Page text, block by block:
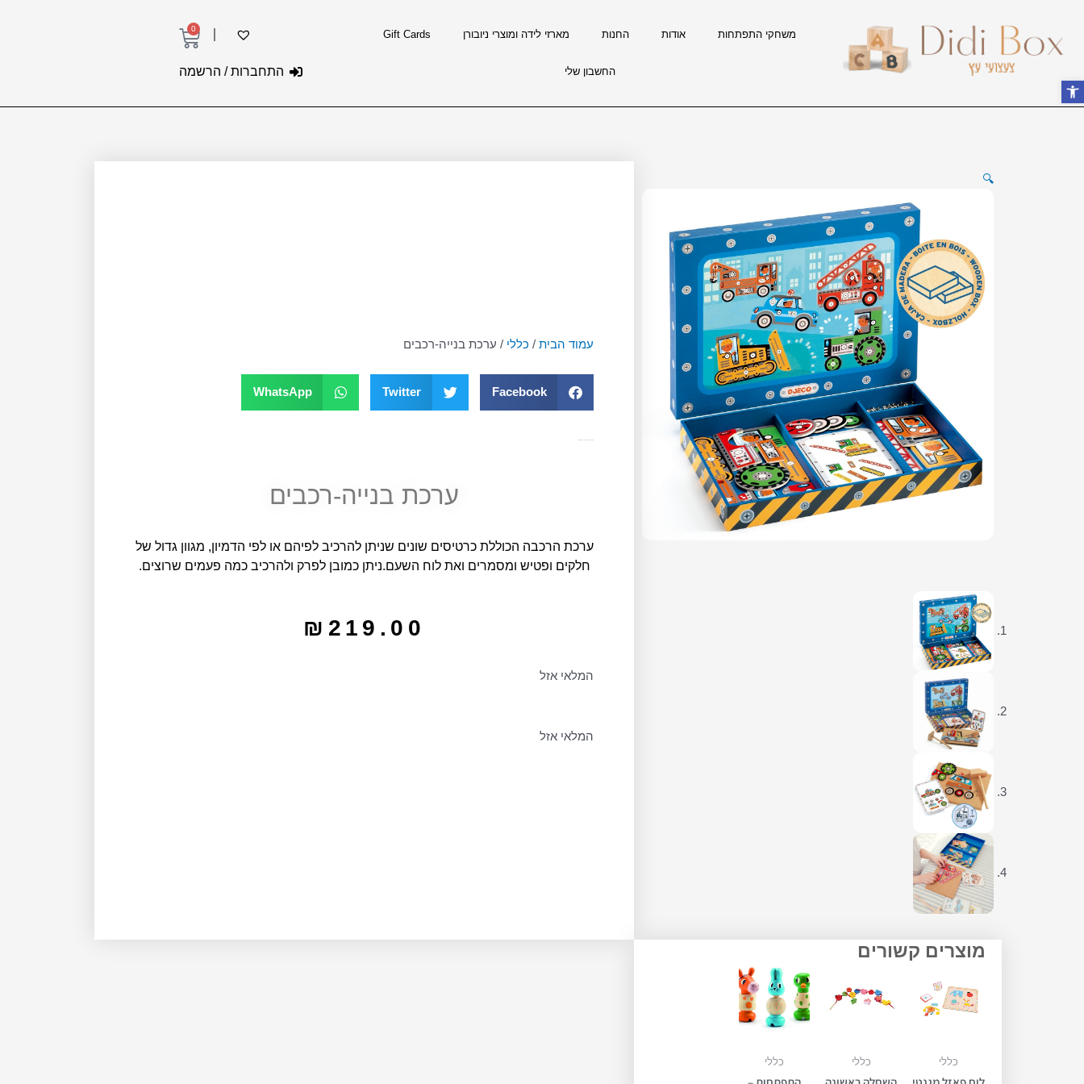
משחקי התפתחות אודות החנות מארזי לידה ומוצרי ניובורן Gift Cards
החשבון שלי התחברות / הרשמה
0
עגלת
🔍
עמוד הבית / כללי / ערכת בנייה-רכבים
Facebook
Twitter
WhatsApp
ערכת בנייה-רכבים
ערכת הרכבה הכוללת כרטיסים שונים שניתן להרכיב לפיהם או לפי הדמיון, מגוון גדול של
חלקים ופטיש ומסמרים ואת לוח השעם.ניתן כמובן לפרק ולהרכיב כמה פעמים שרוצים.
₪ 219.00
המלאי אזל
המלאי אזל
מוצרים קשורים
כללי כללי כללי
פתח סרגל נגישות